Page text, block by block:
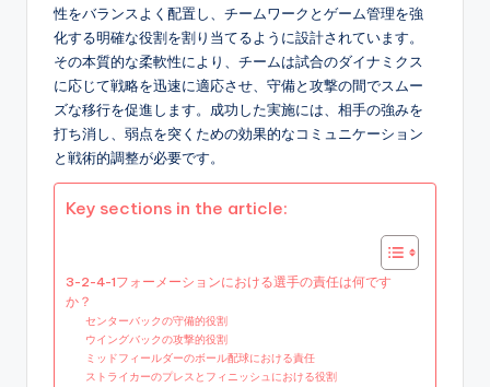
性をバランスよく配置し、チームワークとゲーム管理を強
化する明確な役割を割り当てるように設計されています。
その本質的な柔軟性により、チームは試合のダイナミクス
に応じて戦略を迅速に適応させ、守備と攻撃の間でスムー
ズな移行を促進します。成功した実施には、相手の強みを
打ち消し、弱点を突くための効果的なコミュニケーション
と戦術的調整が必要です。
Key sections in the article:
3-2-4-1フォーメーションにおける選手の責任は何です
か？
センターバックの守備的役割
ウイングバックの攻撃的役割
ミッドフィールダーのボール配球における責任
ストライカーのプレスとフィニッシュにおける役割